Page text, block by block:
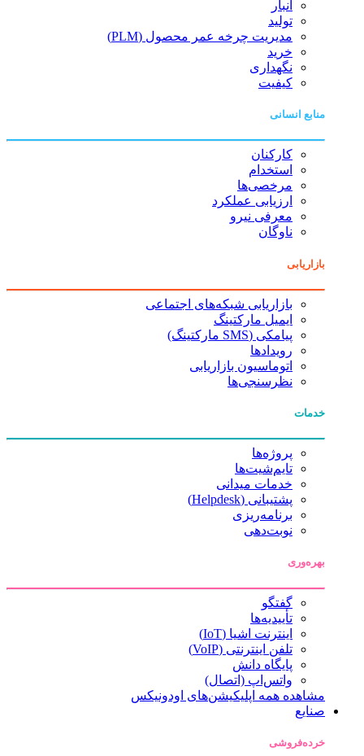
انبار
تولید
مدیریت چرخه عمر محصول (PLM)
خرید
نگهداری
کیفیت
منابع انسانی
کارکنان
استخدام
مرخصی‌ها
ارزیابی عملکرد
معرفی نیرو
ناوگان
بازاریابی
بازاریابی شبکه‌های اجتماعی
ایمیل مارکتینگ
پیامکی (SMS مارکتینگ)
رویدادها
اتوماسیون بازاریابی
نظرسنجی‌ها
خدمات
پروژه‌ها
تایم‌شیت‌ها
خدمات میدانی
پشتیبانی (Helpdesk)
برنامه‌ریزی
نوبت‌دهی
بهره‌وری
گفتگو
تأییدیه‌ها
اینترنت اشیا (IoT)
تلفن اینترنتی (VoIP)
پایگاه دانش
واتس‌اپ (اتصال)
مشاهده همه اپلیکیشن‌های اودونیکس
صنایع
خرده‌فروشی